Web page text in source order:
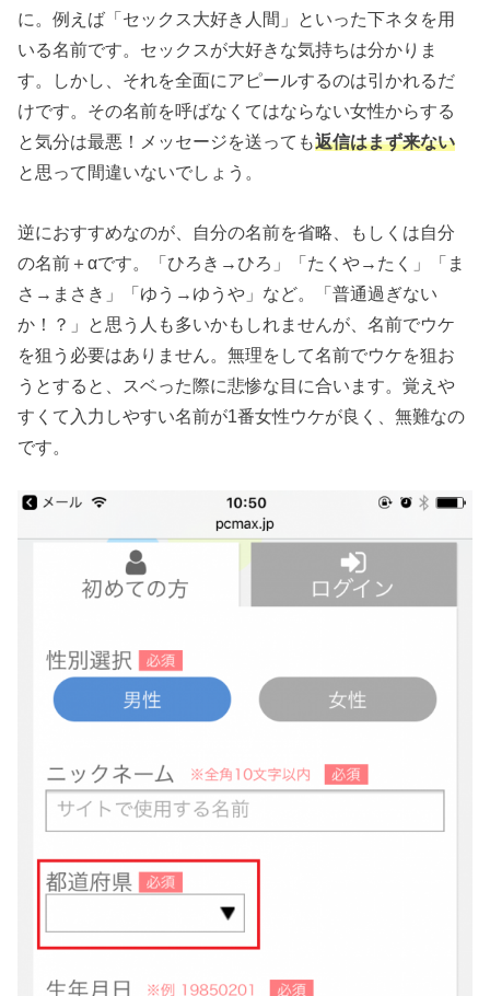
に。例えば「セックス大好き人間」といった下ネタを用
いる名前です。セックスが大好きな気持ちは分かりま
す。しかし、それを全面にアピールするのは引かれるだ
けです。その名前を呼ばなくてはならない女性からする
と気分は最悪！メッセージを送っても返信はまず来ない
と思って間違いないでしょう。
逆におすすめなのが、自分の名前を省略、もしくは自分
の名前＋αです。「ひろき→ひろ」「たくや→たく」「ま
さ→まさき」「ゆう→ゆうや」など。「普通過ぎない
か！？」と思う人も多いかもしれませんが、名前でウケ
を狙う必要はありません。無理をして名前でウケを狙お
うとすると、スベった際に悲惨な目に合います。覚えや
すくて入力しやすい名前が1番女性ウケが良く、無難なの
です。